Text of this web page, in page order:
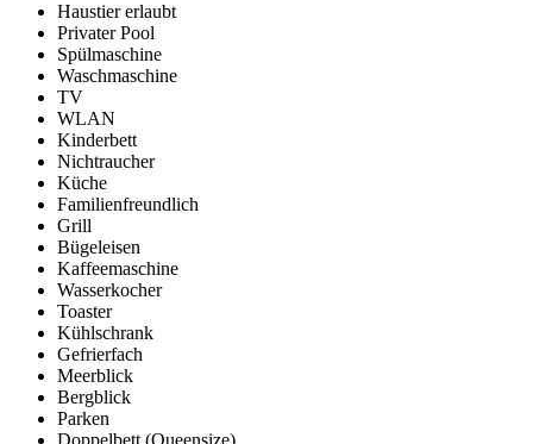
Haustier erlaubt
Privater Pool
Spülmaschine
Waschmaschine
TV
WLAN
Kinderbett
Nichtraucher
Küche
Familienfreundlich
Grill
Bügeleisen
Kaffeemaschine
Wasserkocher
Toaster
Kühlschrank
Gefrierfach
Meerblick
Bergblick
Parken